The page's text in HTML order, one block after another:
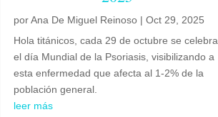
porAna De Miguel Reinoso |Oct 29, 2025
Hola titánicos, cada 29 de octubre se celebra
el día Mundial de la Psoriasis, visibilizando a
esta enfermedad que afecta al 1-2% de la
población general.
leer más